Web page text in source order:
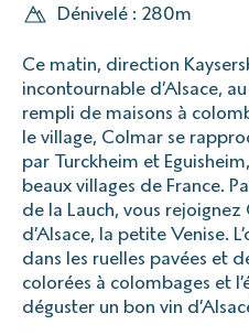
Dénivelé : 280m
Ce matin, direction
incontournable d’Alsace,
rempli de maisons à
le village, Colmar se
par Turckheim et
beaux villages de France.
de la Lauch, vous
d’Alsace, la petite Venise.
dans les ruelles pavées et
colorées à colombages et
déguster un bon vin